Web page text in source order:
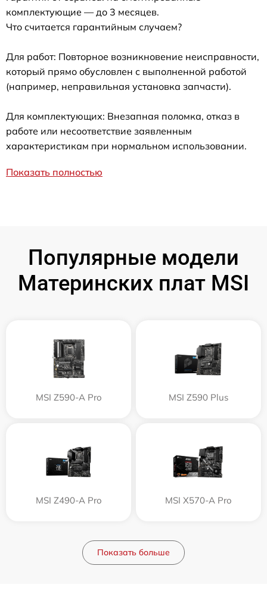
комплектующие — до 3 месяцев.
Что считается гарантийным случаем?
Для работ: Повторное возникновение неисправности,
который прямо обусловлен с выполненной работой
(например, неправильная установка запчасти).
Для комплектующих: Внезапная поломка, отказ в
работе или несоответствие заявленным
характеристикам при нормальном использовании.
Показать полностью
Популярные модели
Материнских плат MSI
MSI Z590-A Pro MSI Z590 Plus
MSI Z490-A Pro MSI X570-A Pro
Показать больше